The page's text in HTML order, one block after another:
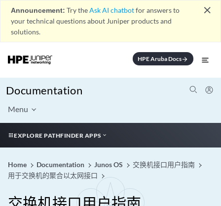
Announcement: Try theAsk AI chatbotfor answers to
your technical questions about Juniper products and
solutions.
close
HPE Aruba Docsarrow_forward
Documentation
Menu
EXPLORE PATHFINDER APPS
Home Documentation Junos OS
交换机接口用户指南
用于交换机的聚合以太网接口